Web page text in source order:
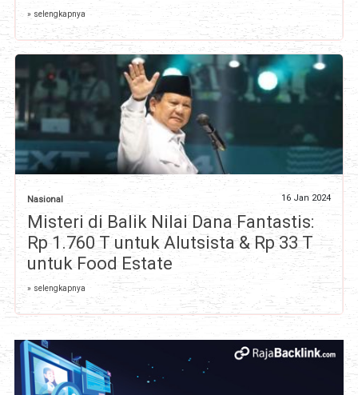
» selengkapnya
Nasional 16 Jan 2024
Misteri di Balik Nilai Dana Fantastis:
Rp 1.760 T untuk Alutsista & Rp 33 T
untuk Food Estate
» selengkapnya